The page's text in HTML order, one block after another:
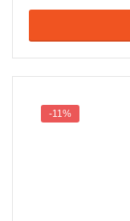
-11%